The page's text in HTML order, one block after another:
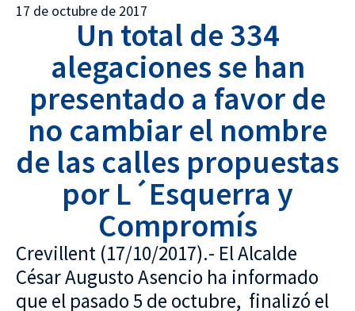
17 de octubre de 2017
Un total de 334
alegaciones se han
presentado a favor de
no cambiar el nombre
de las calles propuestas
por L´Esquerra y
Compromís
Crevillent (17/10/2017).- El Alcalde
César Augusto Asencio ha informado
que el pasado 5 de octubre, finalizó el